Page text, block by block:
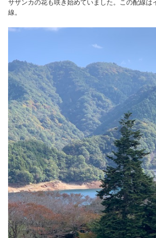
サザンカの花も咲き始めていました。この配線は
線。